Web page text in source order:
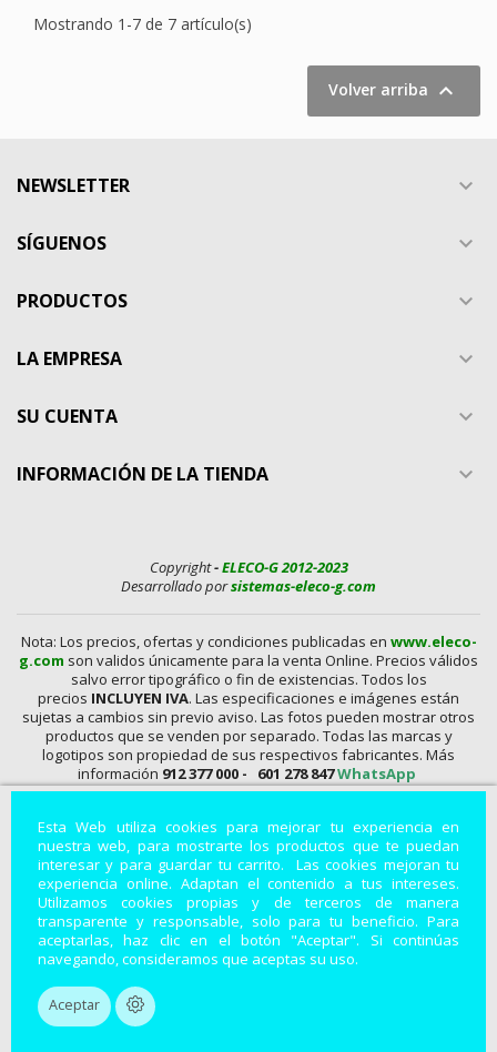
Esta Web utiliza cookies para mejorar tu experiencia en
nuestra web, para mostrarte los productos que te puedan
interesar y para guardar tu carrito. Las cookies mejoran tu
experiencia online. Adaptan el contenido a tus intereses.
Utilizamos cookies propias y de terceros de manera
transparente y responsable, solo para tu beneficio. Para
aceptarlas, haz clic en el botón "Aceptar". Si continúas
navegando, consideramos que aceptas su uso.
Aceptar
Mostrando 1-7 de 7 artículo(s)
Volver arriba 
NEWSLETTER 
SÍGUENOS 
PRODUCTOS 
LA EMPRESA 
SU CUENTA 
INFORMACIÓN DE LA TIENDA 
Copyright-ELECO-G 2012-2023
Desarrollado porsistemas-eleco-g.com
Nota: Los precios, ofertas y condiciones publicadas en www.eleco-
g.com son validos únicamente para la venta Online. Precios válidos
salvo error tipográfico o fin de existencias. Todos los
precios INCLUYEN IVA. Las especificaciones e imágenes están
sujetas a cambios sin previo aviso. Las fotos pueden mostrar otros
productos que se venden por separado. Todas las marcas y
logotipos son propiedad de sus respectivos fabricantes. Más
información 912 377 000 - 601 278 847WhatsApp
Distancia, Conexiones, alimentadores, Baterías, Pilas,
Aparatos de Medida, Soldadores, Hdmi, Tester, Cargadores,
Componentes, Fuentes de Alimentación, Teléfonos,
Accesorios para Smartphones, Informática, Cámaras de
Vigilancia, Instrumentos de Medida, Baterías por Encargo,
Módulos, Accesorios para Fotografía, Repuestos de
Electrodomésticos, Leds, Soportes para Televisión..